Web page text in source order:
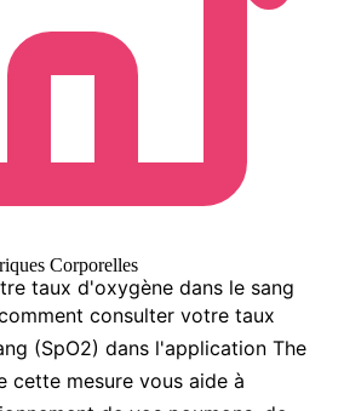
Corporelles
taux d'oxygène dans le sang
consulter votre taux
(SpO2) dans l'application The
cette mesure vous aide à